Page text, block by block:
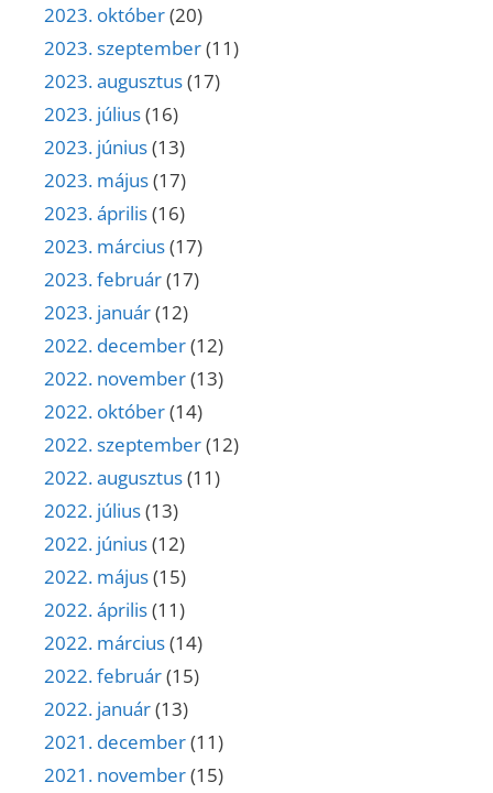
2023. október(20)
2023. szeptember(11)
2023. augusztus(17)
2023. július(16)
2023. június(13)
2023. május(17)
2023. április(16)
2023. március(17)
2023. február(17)
2023. január(12)
2022. december(12)
2022. november(13)
2022. október(14)
2022. szeptember(12)
2022. augusztus(11)
2022. július(13)
2022. június(12)
2022. május(15)
2022. április(11)
2022. március(14)
2022. február(15)
2022. január(13)
2021. december(11)
2021. november(15)